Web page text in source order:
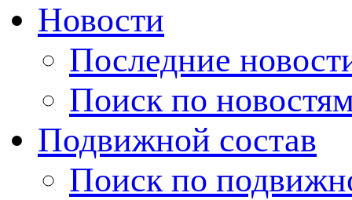
Новости
Последние
Поиск по
Подвижной состав
Поиск по